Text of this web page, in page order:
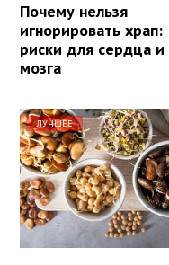
Почему нельзя
игнорировать храп:
риски для сердца и
мозга
ЛУЧШЕЕ